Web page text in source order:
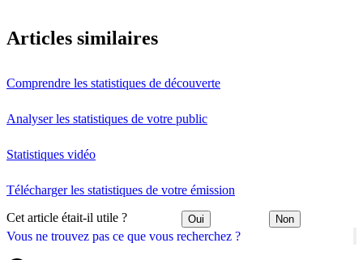
Vous ne trouvez pas ce que vous recherchez ?
Articles similaires
Comprendre les statistiques de découverte
Analyser les statistiques de votre public
Statistiques vidéo
Télécharger les statistiques de votre émission
Cet article était-il utile ? Oui Non